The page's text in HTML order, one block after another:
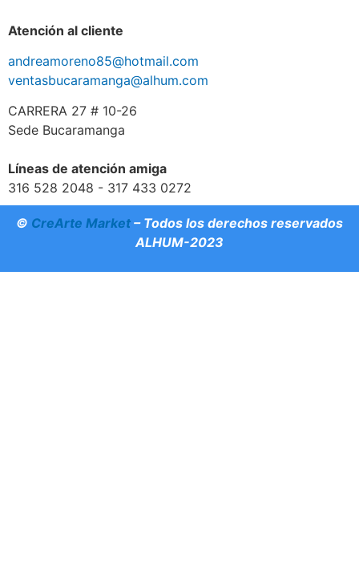
Atención al cliente
andreamoreno85@hotmail.com
ventasbucaramanga@alhum.com
CARRERA 27 # 10-26
Sede Bucaramanga
Líneas de atención amiga
316 528 2048 - 317 433 0272
© CreArte Market – Todos los derechos reservados
ALHUM-2023